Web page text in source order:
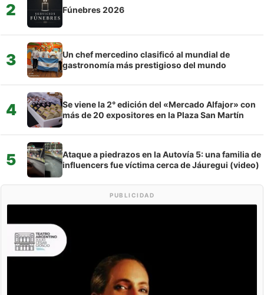
2 Fúnebres 2026
3
Un chef mercedino clasificó al mundial de
gastronomía más prestigioso del mundo
4
Se viene la 2° edición del «Mercado Alfajor» con
más de 20 expositores en la Plaza San Martín
5
Ataque a piedrazos en la Autovía 5: una familia de
influencers fue víctima cerca de Jáuregui (video)
PUBLICIDAD